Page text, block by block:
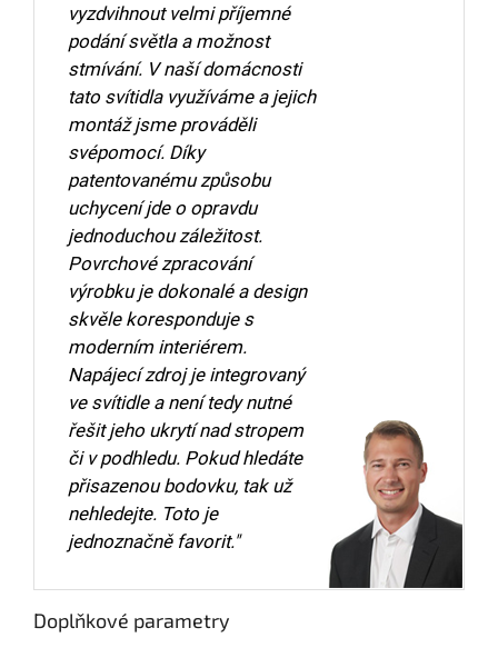
vyzdvihnout velmi příjemné
podání světla a možnost
stmívání. V naší domácnosti
tato svítidla využíváme a jejich
montáž jsme prováděli
svépomocí. Díky
patentovanému způsobu
uchycení jde o opravdu
jednoduchou záležitost.
Povrchové zpracování
výrobku je dokonalé a design
skvěle koresponduje s
moderním interiérem.
Napájecí zdroj je integrovaný
ve svítidle a není tedy nutné
řešit jeho ukrytí nad stropem
či v podhledu. Pokud hledáte
přisazenou bodovku, tak už
nehledejte. Toto je
jednoznačně favorit."
Doplňkové parametry